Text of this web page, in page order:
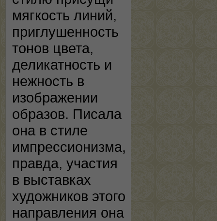
мягкость линий,
приглушенность
тонов цвета,
деликатность и
нежность в
изображении
образов. Писала
она в стиле
импрессионизма,
правда, участия
в выставках
художников этого
направления она